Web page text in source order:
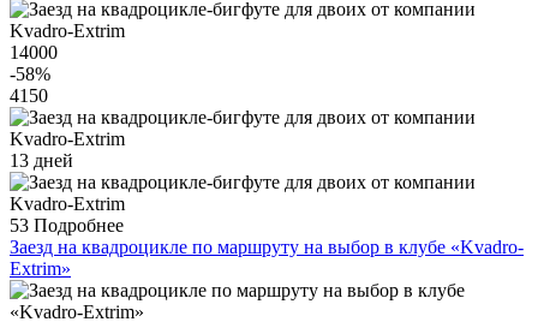
14000
-58%
4150
13 дней
53 Подробнее
Заезд на квадроцикле по маршруту на выбор в клубе «Kvadro-
Extrim»